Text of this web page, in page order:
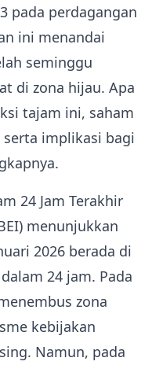
pada perdagangan
ini menandai
seminggu
di zona hijau. Apa
tajam ini, saham
implikasi bagi
24 Jam Terakhir
menunjukkan
2026 berada di
24 jam. Pada
zona
kebijakan
Namun, pada